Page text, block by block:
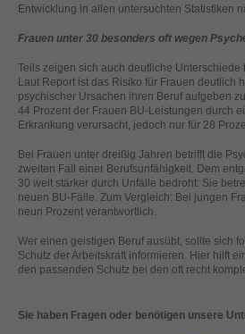
Entwicklung in allen untersuchten Statistiken
Frauen unter 30 besonders oft wegen
Teils zeigen sich auch deutliche Unterschiede
Laut Report ist das Risiko für Frauen deutlich
psychischer Ursachen ihren Beruf aufgeben
44 Prozent der Frauen BU-Leistungen durch
Erkrankung verursacht, jedoch nur für 28
Bei Frauen unter dreißig Jahren betrifft die
zweiten Fall einer Berufsunfähigkeit. Dem
30 weit stärker durch Unfälle bedroht: Sie
neuen BU-Fälle. Zum Vergleich: Bei jungen
neun Prozent verantwortlich.
Wer einen geistigen Beruf ausübt, sollte sich
Schutz der Arbeitskraft informieren. Hier hilft
den passenden Schutz bei den oft recht
Sie haben Fragen oder benötigen unsere
helfen, diese Website und Ihre
Adressen), z. B. für personalisierte
Anzeigen- und Inhaltsmessung.
Verwendung Ihrer Daten finden Sie in
Datenschutzerklärung.
Hier finden Sie eine Übersicht über alle
können Ihre Einwilligung zu ganzen
Cookies auswählen.
Alle akzeptieren
Datenschutzeinstellungen
Essenziell (1)